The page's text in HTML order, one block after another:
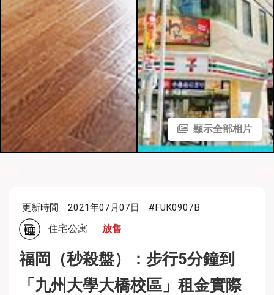
顯示全部相片
更新時間 2021年07月07日 #FUK0907B
住宅公寓 放售
福岡（秒殺盤）：步行5分鐘到
「九州大學大橋校區」租金實際